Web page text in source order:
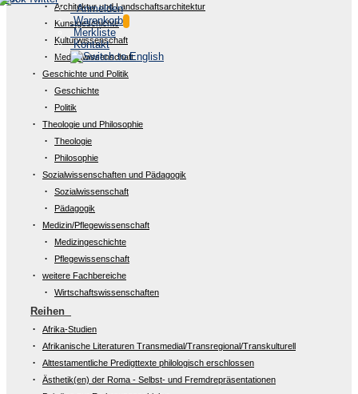
Anmelden
Warenkorb
Merkliste
Kontakt
Architektur und Landschaftsarchitektur
Kunstgeschichte
Kulturwissenschaft
Medienwissenschaft
Geschichte und Politik
Geschichte
Politik
Theologie und Philosophie
Theologie
Philosophie
Sozialwissenschaften und Pädagogik
Sozialwissenschaft
Pädagogik
Medizin/Pflegewissenschaft
Medizingeschichte
Pflegewissenschaft
weitere Fachbereiche
Wirtschaftswissenschaften
Reihen
Afrika-Studien
Afrikanische Literaturen Transmedial/Transregional/Transkulturell
Alttestamentliche Predigttexte philologisch erschlossen
Ästhetik(en) der Roma - Selbst- und Fremdrepräsentationen